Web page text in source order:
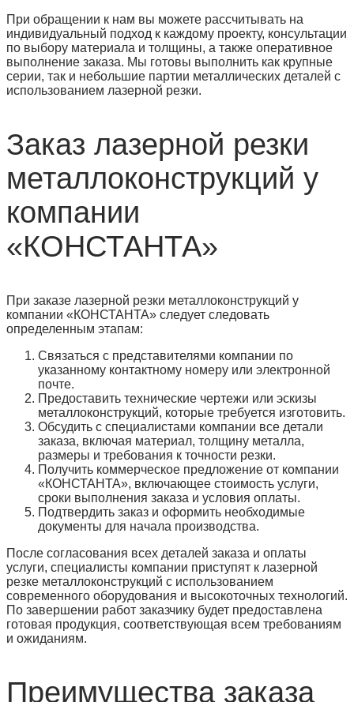
При обращении к нам вы можете рассчитывать на
индивидуальный подход к каждому проекту, консультации
по выбору материала и толщины, а также оперативное
выполнение заказа. Мы готовы выполнить как крупные
серии, так и небольшие партии металлических деталей с
использованием лазерной резки.
Заказ лазерной резки
металлоконструкций у
компании
«КОНСТАНТА»
При заказе лазерной резки металлоконструкций у
компании «КОНСТАНТА» следует следовать
определенным этапам:
Связаться с представителями компании по
указанному контактному номеру или электронной
почте.
Предоставить технические чертежи или эскизы
металлоконструкций, которые требуется изготовить.
Обсудить с специалистами компании все детали
заказа, включая материал, толщину металла,
размеры и требования к точности резки.
Получить коммерческое предложение от компании
«КОНСТАНТА», включающее стоимость услуги,
сроки выполнения заказа и условия оплаты.
Подтвердить заказ и оформить необходимые
документы для начала производства.
После согласования всех деталей заказа и оплаты
услуги, специалисты компании приступят к лазерной
резке металлоконструкций с использованием
современного оборудования и высокоточных технологий.
По завершении работ заказчику будет предоставлена
готовая продукция, соответствующая всем требованиям
и ожиданиям.
Преимущества заказа